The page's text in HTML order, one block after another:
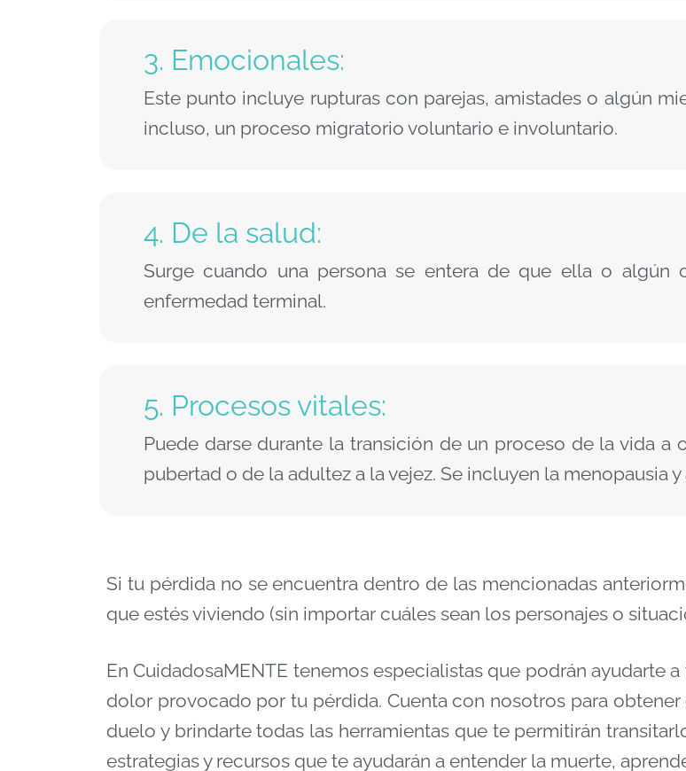
3. Emocionales:
Este punto incluye rupturas con parejas, amistades o algún
incluso, un proceso migratorio voluntario e involuntario.
4. De la salud:
Surge cuando una persona se entera de que ella o algún
enfermedad terminal.
5. Procesos vitales:
Puede darse durante la transición de un proceso de la vida
pubertad o de la adultez a la vejez. Se incluyen la menopausia y
Si tu pérdida no se encuentra dentro de las mencionadas
que estés viviendo (sin importar cuáles sean los personajes o
En CuidadosaMENTE tenemos especialistas que podrán ayudarte
dolor provocado por tu pérdida. Cuenta con nosotros para
duelo y brindarte todas las herramientas que te permitirán
estrategias y recursos que te ayudarán a entender la muerte,